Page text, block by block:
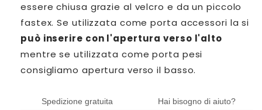
essere chiusa grazie al velcro e da un piccolo
fastex. Se utilizzata come porta accessori la si
può inserire con l'apertura verso l'alto
mentre se utilizzata come porta pesi
consigliamo apertura verso il basso.
Spedizione gratuita Hai bisogno di aiuto?